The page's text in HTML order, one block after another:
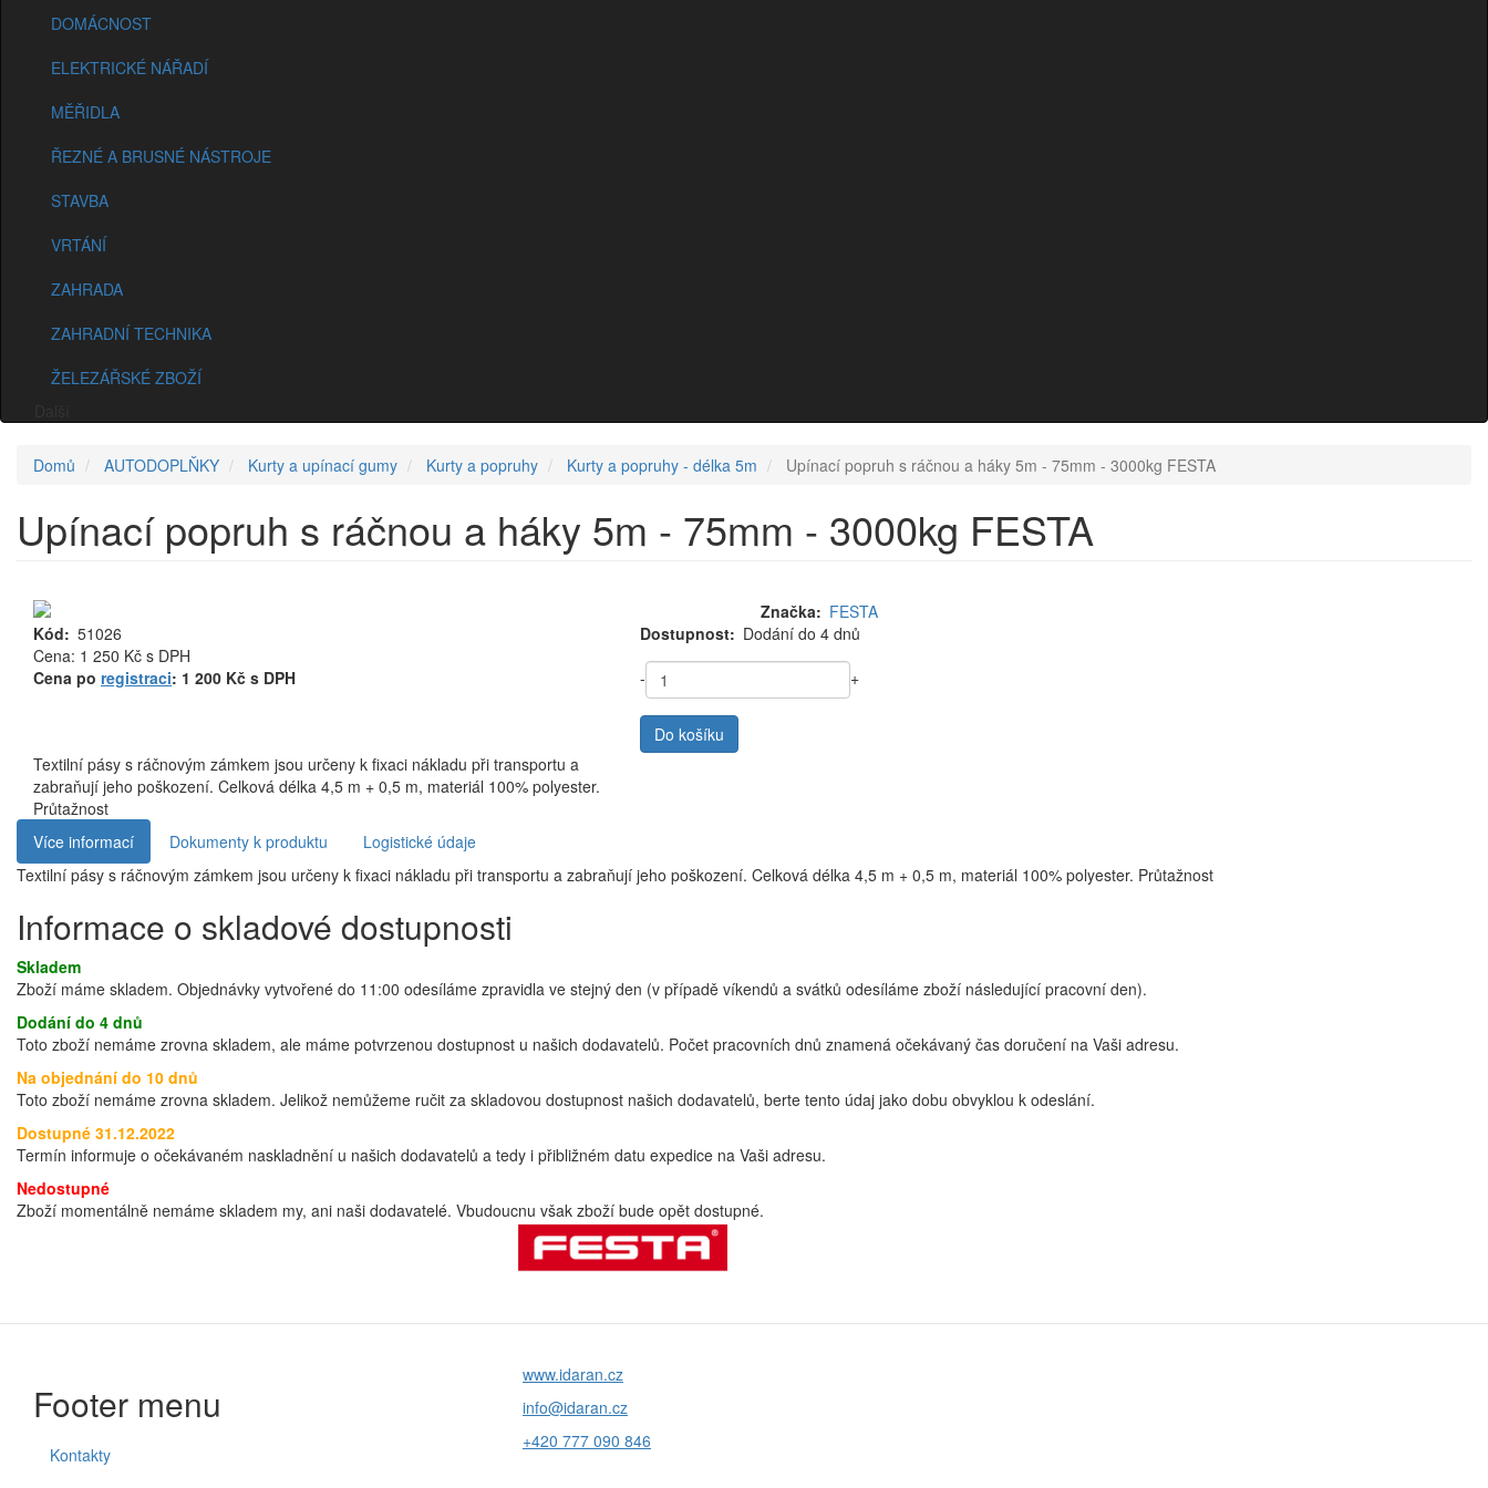
DOMÁCNOST
ELEKTRICKÉ NÁŘADÍ
MĚŘIDLA
ŘEZNÉ A BRUSNÉ NÁSTROJE
STAVBA
VRTÁNÍ
ZAHRADA
ZAHRADNÍ TECHNIKA
ŽELEZÁŘSKÉ ZBOŽÍ
Domů AUTODOPLŇKY Kurty a upínací gumy Kurty a popruhy Kurty a popruhy - délka 5m Upínací popruh s ráčnou a háky 5m - 75mm - 3000kg FESTA
Upínací popruh s ráčnou a háky 5m - 75mm - 3000kg FESTA
Značka
FESTA
Kód
51026 Dostupnost
Dodání do 4 dnů
Cena
MJ
Cena: 1 250 Kč s DPH
Cena po registraci: 1 200 Kč s DPH - +
Do košíku
Textilní pásy s ráčnovým zámkem jsou určeny k fixaci nákladu při transportu a
zabraňují jeho poškození. Celková délka 4,5 m + 0,5 m, materiál 100% polyester.
Průtažnost
Více informací
Dokumenty k produktu
Logistické údaje
Textilní pásy s ráčnovým zámkem jsou určeny k fixaci nákladu při transportu a zabraňují jeho poškození. Celková délka 4,5 m + 0,5 m, materiál 100% polyester. Průtažnost
Informace o skladové dostupnosti
Skladem
Zboží máme skladem. Objednávky vytvořené do 11:00 odesíláme zpravidla ve stejný den (v případě víkendů a svátků odesíláme zboží následující pracovní den).
Dodání do 4 dnů
Toto zboží nemáme zrovna skladem, ale máme potvrzenou dostupnost u našich dodavatelů. Počet pracovních dnů znamená očekávaný čas doručení na Vaši adresu.
Na objednání do 10 dnů
Toto zboží nemáme zrovna skladem. Jelikož nemůžeme ručit za skladovou dostupnost našich dodavatelů, berte tento údaj jako dobu obvyklou k odeslání.
Dostupné 31.12.2022
Termín informuje o očekávaném naskladnění u našich dodavatelů a tedy i přibližném datu expedice na Vaši adresu.
Nedostupné
Zboží momentálně nemáme skladem my, ani naši dodavatelé. Vbudoucnu však zboží bude opět dostupné.
Footer menu
Kontakty
www.idaran.cz
info@idaran.cz
+420 777 090 846